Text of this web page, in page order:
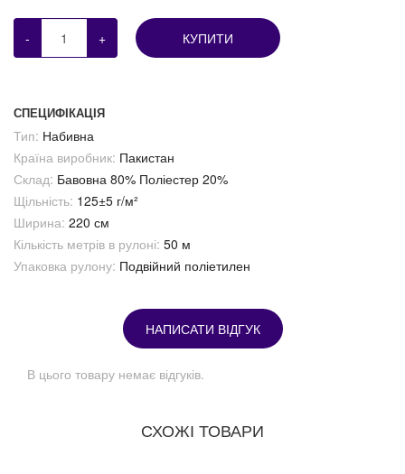
- + КУПИТИ
СПЕЦИФІКАЦІЯ
Тип: Набивна
Країна виробник: Пакистан
Склад: Бавовна 80% Поліестер 20%
Щільність: 125±5 г/м²
Ширина: 220 см
Кількість метрів в рулоні: 50 м
Упаковка рулону: Подвійний поліетилен
НАПИСАТИ ВІДГУК
В цього товару немає відгуків.
СХОЖІ ТОВАРИ